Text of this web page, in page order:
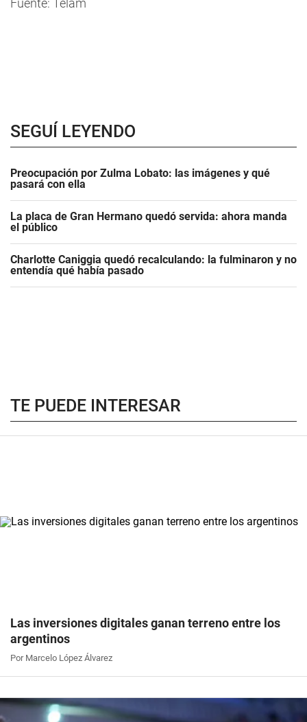
Fuente: Télam
SEGUÍ LEYENDO
Preocupación por Zulma Lobato: las imágenes y qué
pasará con ella
La placa de Gran Hermano quedó servida: ahora manda
el público
Charlotte Caniggia quedó recalculando: la fulminaron y no
entendía qué había pasado
TE PUEDE INTERESAR
Las inversiones digitales ganan terreno entre los
argentinos
Por Marcelo López Álvarez